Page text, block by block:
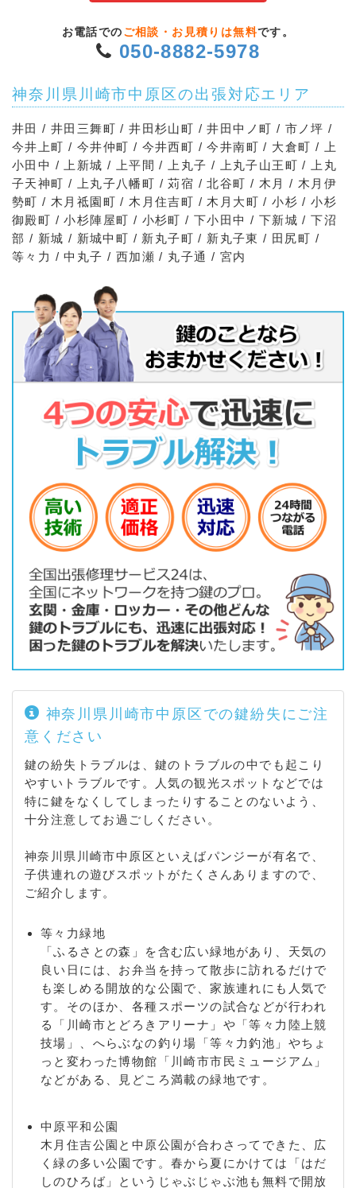
お電話での ご相談・お見積りは無料です。
050-8882-5978
神奈川県川崎市中原区の出張対応エリア
井田 / 井田三舞町 / 井田杉山町 / 井田中ノ町 / 市ノ坪 /
今井上町 / 今井仲町 / 今井西町 / 今井南町 / 大倉町 / 上
小田中 / 上新城 / 上平間 / 上丸子 / 上丸子山王町 / 上丸
子天神町 / 上丸子八幡町 / 苅宿 / 北谷町 / 木月 / 木月伊
勢町 / 木月祗園町 / 木月住吉町 / 木月大町 / 小杉 / 小杉
御殿町 / 小杉陣屋町 / 小杉町 / 下小田中 / 下新城 / 下沼
部 / 新城 / 新城中町 / 新丸子町 / 新丸子東 / 田尻町 /
等々力 / 中丸子 / 西加瀬 / 丸子通 / 宮内
神奈川県川崎市中原区での鍵紛失にご注
意ください
鍵の紛失トラブルは、鍵のトラブルの中でも起こり
やすいトラブルです。人気の観光スポットなどでは
特に鍵をなくしてしまったりすることのないよう、
十分注意してお過ごしください。
神奈川県川崎市中原区といえばパンジーが有名で、
子供連れの遊びスポットがたくさんありますので、
ご紹介します。
等々力緑地
「ふるさとの森」を含む広い緑地があり、天気の
良い日には、お弁当を持って散歩に訪れるだけで
も楽しめる開放的な公園で、家族連れにも人気で
す。そのほか、各種スポーツの試合などが行われ
る「川崎市とどろきアリーナ」や「等々力陸上競
技場」、へらぶなの釣り場「等々力釣池」やちょ
っと変わった博物館「川崎市市民ミュージアム」
などがある、見どころ満載の緑地です。
中原平和公園
木月住吉公園と中原公園が合わさってできた、広
く緑の多い公園です。春から夏にかけては「はだ
しのひろば」というじゃぶじゃぶ池も無料で開放